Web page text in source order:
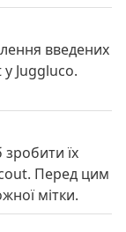
введених
Juggluco.
їх
Перед цим
мітки.